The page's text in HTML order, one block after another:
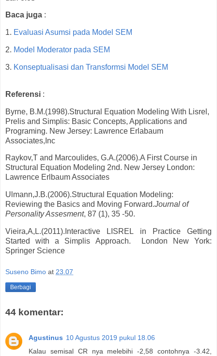
Baca juga :
1. Evaluasi Asumsi pada Model SEM
2. Model Moderator pada SEM
3. Konseptualisasi dan Transformsi Model SEM
Referensi :
Byrne, B.M.(1998).Structural Equation Modeling With Lisrel,
Prelis and Simplis: Basic Concepts, Applications and
Programing. New Jersey: Lawrence Erlabaum
Associates,Inc
Raykov,T and Marcoulides, G.A.(2006).A First Course in
Structural Equation Modeling 2nd. New Jersey London:
Lawrence Erlbaum Associates
Ulmann,J.B.(2006).Structural Equation Modeling:
Reviewing the Basics and Moving Forward.Journal of
Personality Assesment, 87 (1), 35 -50.
Vieira,A,L.(2011).Interactive LISREL in Practice Getting
Started with a Simplis Approach. London New York:
Springer Science
Suseno Bimo at 23.07
Berbagi
44 komentar:
Agustinus 10 Agustus 2019 pukul 18.06
Kalau semisal CR nya melebihi -2,58 contohnya -3.42,